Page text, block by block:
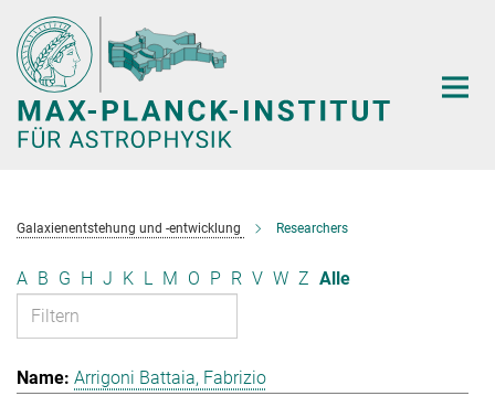
Hauptinhalt
Galaxienentstehung und -entwicklung Researchers
A B G H J K L M O P R V W Z Alle
Arrigoni Battaia, Fabrizio